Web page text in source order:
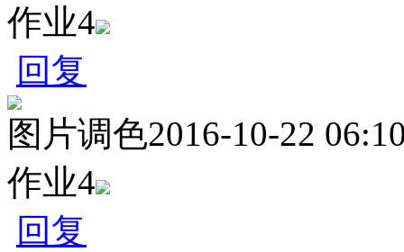
作业4
回复
图片调色2016-10-22
作业4
回复